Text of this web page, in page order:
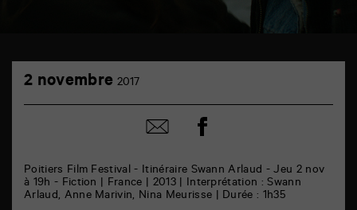
cinéma
PoitiersPoitiers Film Festival - Itinéraire Swann Arlaud - Jeu 2 nov
à 19h - Fiction | France | 2013 | Interprétation : Swann
Arlaud, Anne Marivin, Nina Meurisse | Durée : 1h35
2 novembre 20172
Partager
par
Partager
sur